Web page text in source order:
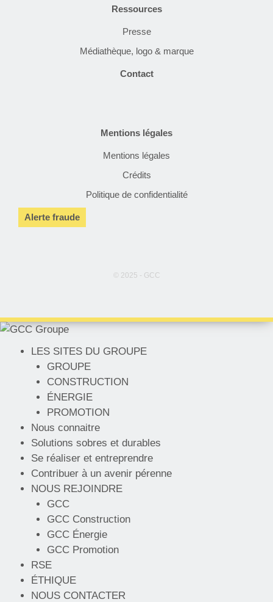
Ressources
Presse
Médiathèque, logo & marque
Contact
Mentions légales
Mentions légales
Crédits
Politique de confidentialité
Alerte fraude
© 2025 - GCC
LES SITES DU GROUPE
GROUPE
CONSTRUCTION
ÉNERGIE
PROMOTION
Nous connaitre
Solutions sobres et durables
Se réaliser et entreprendre
Contribuer à un avenir pérenne
NOUS REJOINDRE
GCC
GCC Construction
GCC Énergie
GCC Promotion
RSE
ÉTHIQUE
NOUS CONTACTER